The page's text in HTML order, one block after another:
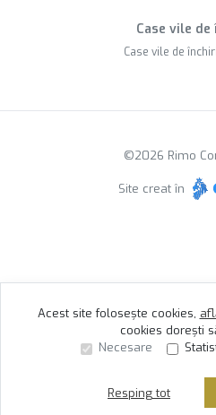
Sună acum
Case vile
Case vile de
©2026 Rimo
Site creat în
Acest site folosește cookies,
cookies dorești
Necesare
Resping tot